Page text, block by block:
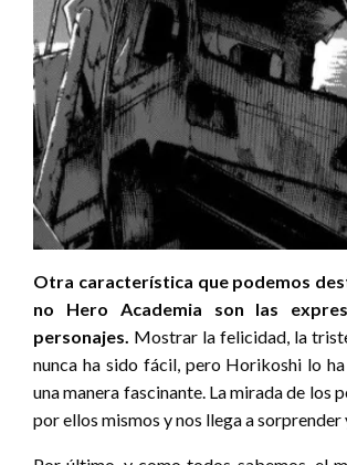
Otra característica que podemos
no Hero Academia son las
personajes. Mostrar la felicidad, la
nunca ha sido fácil, pero Horikoshi lo
una manera fascinante. La mirada de los
por ellos mismos y nos llega a sorprender